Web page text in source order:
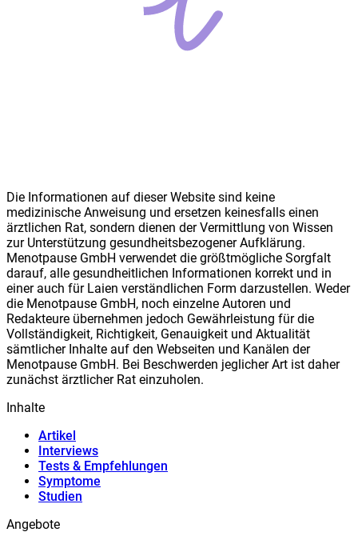
Die Informationen auf dieser Website sind keine
medizinische Anweisung und ersetzen keinesfalls einen
ärztlichen Rat, sondern dienen der Vermittlung von Wissen
zur Unterstützung gesundheitsbezogener Aufklärung.
Menotpause GmbH verwendet die größtmögliche Sorgfalt
darauf, alle gesundheitlichen Informationen korrekt und in
einer auch für Laien verständlichen Form darzustellen. Weder
die Menotpause GmbH, noch einzelne Autoren und
Redakteure übernehmen jedoch Gewährleistung für die
Vollständigkeit, Richtigkeit, Genauigkeit und Aktualität
sämtlicher Inhalte auf den Webseiten und Kanälen der
Menotpause GmbH. Bei Beschwerden jeglicher Art ist daher
zunächst ärztlicher Rat einzuholen.
Inhalte
Artikel
Interviews
Tests & Empfehlungen
Symptome
Studien
Angebote